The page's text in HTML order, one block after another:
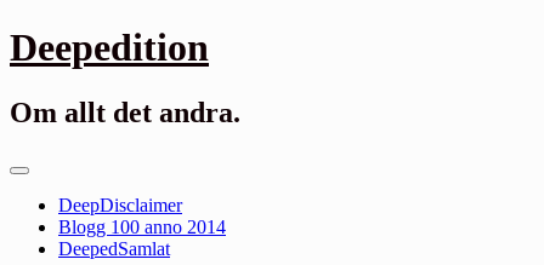
Gå
till
Deepedition
Om allt det andra.
Primär
DeepDisclaimer
Blogg 100 anno 2014
DeepedSamlat